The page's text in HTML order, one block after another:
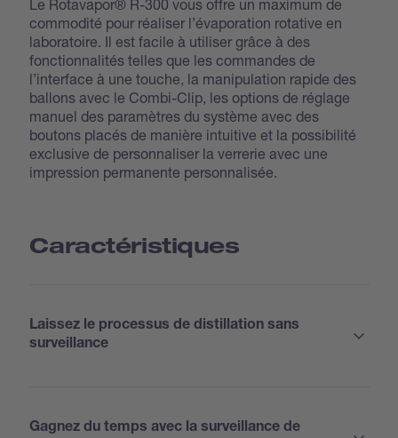
Le Rotavapor® R-300 vous offre un maximum de
commodité pour réaliser l’évaporation rotative en
laboratoire. Il est facile à utiliser grâce à des
fonctionnalités telles que les commandes de
l’interface à une touche, la manipulation rapide des
ballons avec le Combi-Clip, les options de réglage
manuel des paramètres du système avec des
boutons placés de manière intuitive et la possibilité
exclusive de personnaliser la verrerie avec une
impression permanente personnalisée.
Caractéristiques
Laissez le processus de distillation sans
surveillance
Gagnez du temps avec la surveillance de